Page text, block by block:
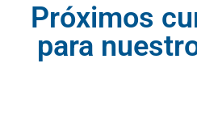
Próximos
para